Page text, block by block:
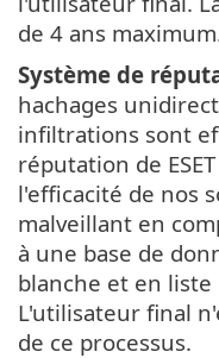
de 4 ans
Système de
hachages
infiltrations sont
réputation de
l'efficacité de nos
malveillant en
à une base de
blanche et en
L'utilisateur final
de ce processus.